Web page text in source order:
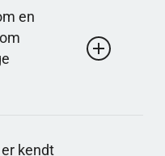
overentusiastisk
Filmen handler om
genskabe studielivet
en
kendt